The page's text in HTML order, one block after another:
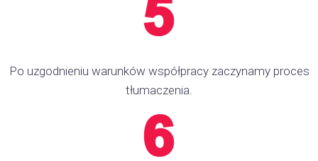
Po uzgodnieniu warunków współpracy zaczynamy proces
tłumaczenia.